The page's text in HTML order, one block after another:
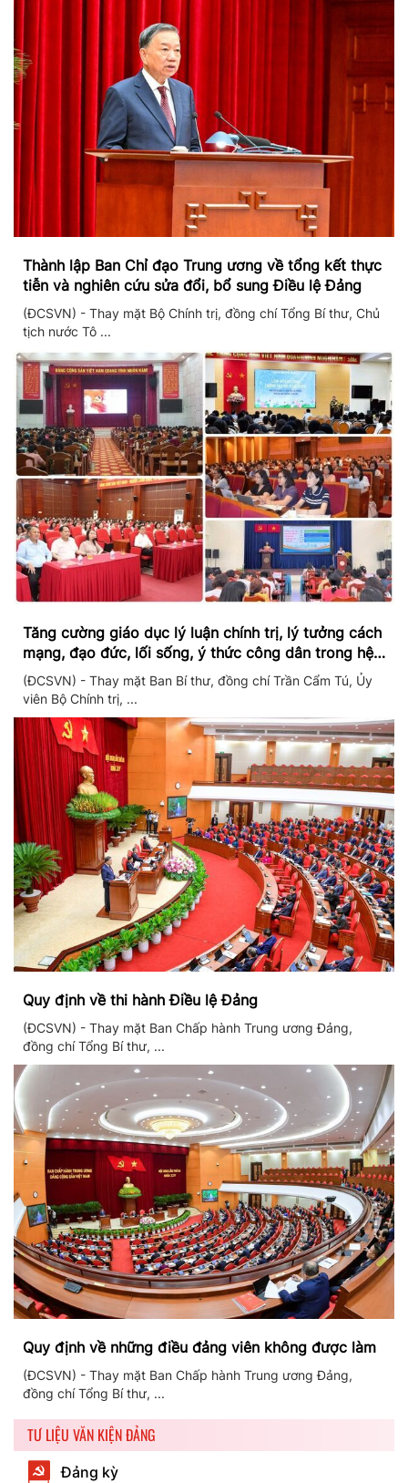
Thành lập Ban Chỉ đạo Trung ương về tổng kết thực
tiễn và nghiên cứu sửa đổi, bổ sung Điều lệ Đảng
(ĐCSVN) - Thay mặt Bộ Chính trị, đồng chí Tổng Bí thư, Chủ
tịch nước Tô ...
Tăng cường giáo dục lý luận chính trị, lý tưởng cách
mạng, đạo đức, lối sống, ý thức công dân trong hệ
thống giáo dục quốc dân
(ĐCSVN) - Thay mặt Ban Bí thư, đồng chí Trần Cẩm Tú, Ủy
viên Bộ Chính trị, ...
Quy định về thi hành Điều lệ Đảng
(ĐCSVN) - Thay mặt Ban Chấp hành Trung ương Đảng,
đồng chí Tổng Bí thư, ...
Quy định về những điều đảng viên không được làm
(ĐCSVN) - Thay mặt Ban Chấp hành Trung ương Đảng,
đồng chí Tổng Bí thư, ...
TƯ LIỆU VĂN KIỆN ĐẢNG
Đảng kỳ